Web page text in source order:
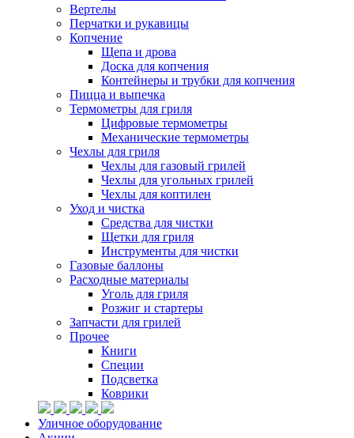
Вертелы
Перчатки и рукавицы
Копчение
Щепа и дрова
Доска для копчения
Контейнеры и трубки для копчения
Пицца и выпечка
Термометры для гриля
Цифровые термометры
Механические термометры
Чехлы для гриля
Чехлы для газовый грилей
Чехлы для угольных грилей
Чехлы для коптилен
Уход и чистка
Средства для чистки
Щетки для гриля
Инструменты для чистки
Газовые баллоны
Расходные материалы
Уголь для гриля
Розжиг и стартеры
Запчасти для грилей
Прочее
Книги
Специи
Подсветка
Коврики
Уличное оборудование